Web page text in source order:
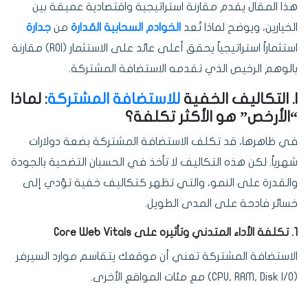
هذا المقال يقدم مقارنة استراتيجية واقتصادية عميقة بين
الخيارين، ويوضح لماذا تُعد الخوادم السحابية المُدارة من جدارة
استثماراً استراتيجياً يحقق أعلى عائد على الاستثمار (ROI) مقارنة
بالوهم الرخيص الذي تقدمه الاستضافة المشتركة.
للاستضافة المشتركة: لماذا
“الأرخص” هو الأكثر تكلفة؟
في ظاهرها، قد تكلف الاستضافة المشتركة بضعة دولارات
شهرياً. لكن هذه التكاليف لا تأخذ في الحسبان التضحية بالجودة
والقدرة على النمو، والتي تظهر كتكاليف خفية تؤدي إلى
خسائر فادحة على المدى الطويل.
1. تكلفة الأداء المتدني وتأثيره على Core Web Vitals
الاستضافة المشتركة تعني أن موقعك يتقاسم موارد السيرفر
(CPU, RAM, Disk I/O) مع مئات المواقع الأخرى.